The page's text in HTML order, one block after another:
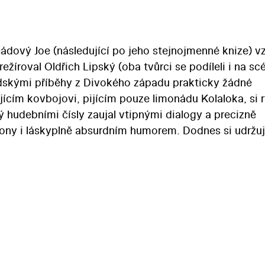
Joe (následující po jeho stejnojmenné knize)
Oldřich Lipský (oba tvůrci se podíleli i na
příběhy z Divokého západu prakticky žádné
kovbojovi, pijícím pouze limonádu Kolaloka, si
hudebními čísly zaujal vtipnými dialogy a precizně
i láskyplně absurdním humorem. Dodnes si
Vedle titulního hrdiny v podání Karla Fialy ve
o ušlechtilém kovbojovi pijícím limonádu si rychle